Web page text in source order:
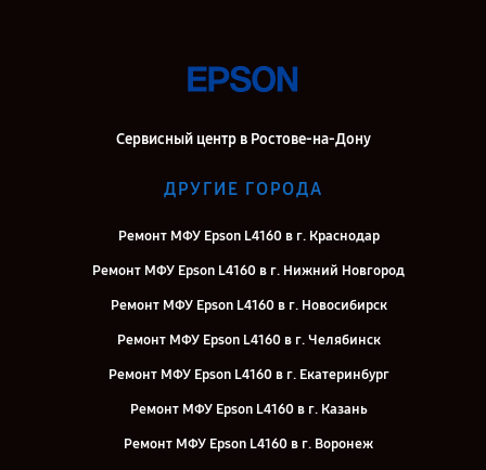
Сервисный центр в Ростове-на-Дону
ДРУГИЕ ГОРОДА
Ремонт МФУ Epson L4160 в г. Краснодар
Ремонт МФУ Epson L4160 в г. Нижний Новгород
Ремонт МФУ Epson L4160 в г. Новосибирск
Ремонт МФУ Epson L4160 в г. Челябинск
Ремонт МФУ Epson L4160 в г. Екатеринбург
Ремонт МФУ Epson L4160 в г. Казань
Ремонт МФУ Epson L4160 в г. Воронеж